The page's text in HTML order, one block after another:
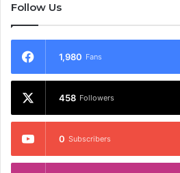
Follow Us
1,980 Fans
458 Followers
0 Subscribers